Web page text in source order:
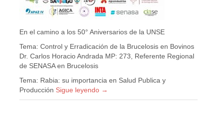
En el camino a los 50° Aniversarios de la UNSE
Tema: Control y Erradicación de la Brucelosis en Bovinos
Dr. Carlos Horacio Andrada MP: 273, Referente Regional
de SENASA en Brucelosis
Tema: Rabia: su importancia en Salud Publica y
Producción Sigue leyendo →